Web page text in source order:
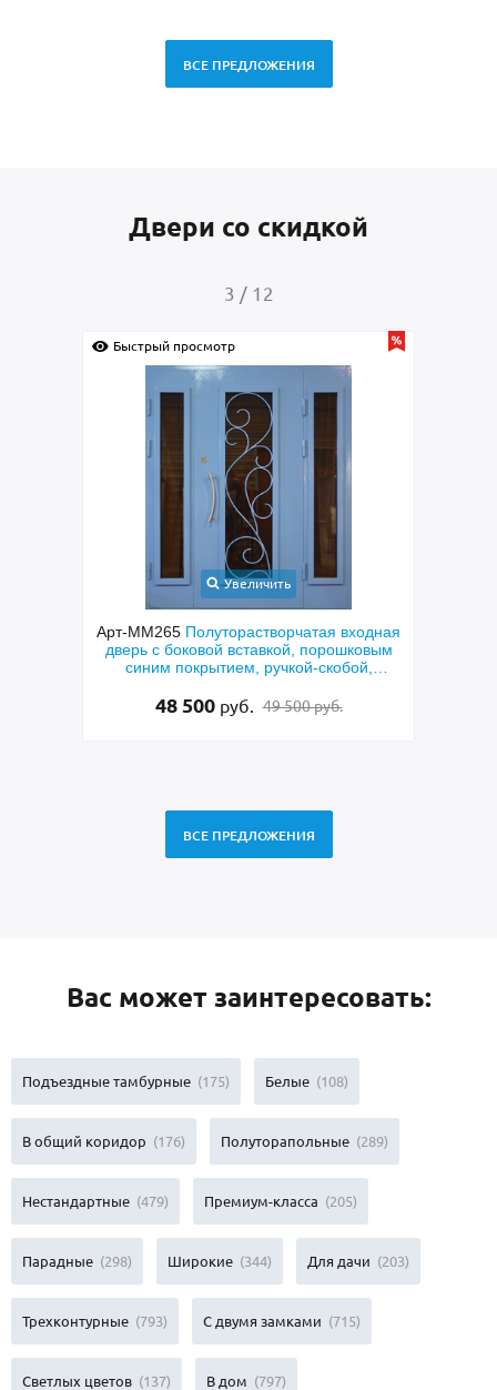
ВСЕ ПРЕДЛОЖЕНИЯ
Двери со скидкой
3 / 12
Быстрый просмотр
Увеличить
Арт-ММ265 Полуторастворчатая входная
дверь с боковой вставкой, порошковым
синим покрытием, ручкой-скобой,
48 500 руб. 49 500 руб.
ВСЕ ПРЕДЛОЖЕНИЯ
Вас может заинтересовать:
Подъездные тамбурные (175) Белые (108)
В общий коридор (176) Полуторапольные (289)
Нестандартные (479) Премиум-класса (205)
Парадные (298) Широкие (344) Для дачи (203)
Трехконтурные (793) С двумя замками (715)
Светлых цветов (137) В дом (797)